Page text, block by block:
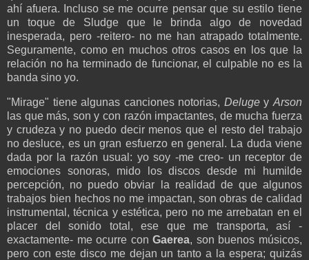
ahí afuera. Incluso se me ocurre pensar que su estilo tiene
un toque de Sludge que le brinda algo de novedad
inesperada, pero -reitero- no me han atrapado totalmente.
Seguramente, como en muchos otros casos en los que la
relación no ha terminado de funcionar, el culpable no es la
banda sino yo.
"Mirage" tiene algunas canciones notorias, DelugeyArson
las que más, son y con razón impactantes, de mucha fuerza
y crudeza y no puedo decir menos que el resto del trabajo
no desluce, es un gran esfuerzo en general. La duda viene
dada por la razón usual: yo soy -me creo- un receptor de
emociones sonoras, mido los discos desde mi humilde
percepción, no puedo obviar la realidad de que algunos
trabajos bien hechos no me impactan, son obras de calidad
instrumental, técnica y estética, pero no me arrebatan en el
placer del sonido total, ese que me transporta, así -
exactamente- me ocurre conGaerea, son buenos músicos,
pero con este disco me dejan un tanto a la espera; quizás